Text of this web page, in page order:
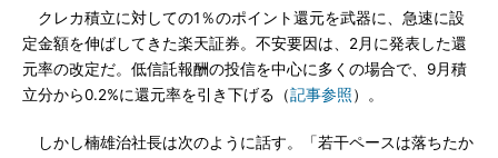
クレカ積立に対しての1％のポイント還元を武器に、急速に設
定金額を伸ばしてきた楽天証券。不安要因は、2月に発表した還
元率の改定だ。低信託報酬の投信を中心に多くの場合で、9月積
立分から0.2%に還元率を引き下げる（記事参照）。
しかし楠雄治社長は次のように話す。「若干ペースは落ちたか